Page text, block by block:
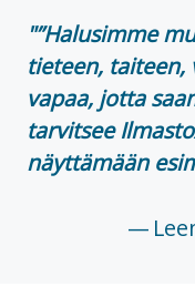
”Halusimme
tieteen, taiteen,
vapaa, jotta
tarvitsee
näyttämään